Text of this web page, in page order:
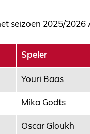
seizoen 2025/2026
Speler
Youri Baas
Mika Godts
Oscar Gloukh